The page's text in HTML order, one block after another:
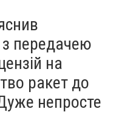
передачею
на
ракет до
непросте